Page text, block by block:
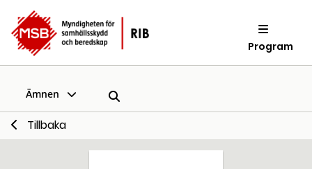
Program
Ämnen
Tillbaka